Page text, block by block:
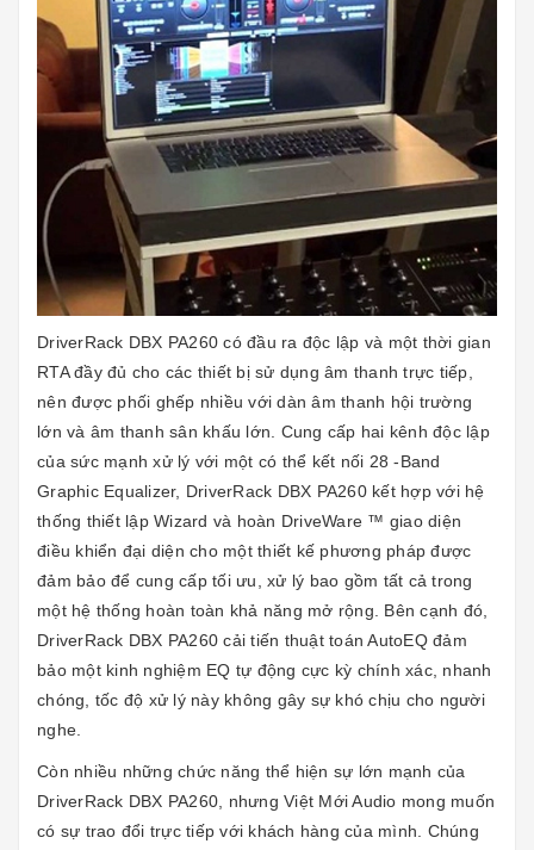
DriverRack DBX PA260 có đầu ra độc lập và một thời gian
RTA đầy đủ cho các thiết bị sử dụng âm thanh trực tiếp,
nên được phối ghếp nhiều với dàn âm thanh hội trường
lớn và âm thanh sân khấu lớn. Cung cấp hai kênh độc lập
của sức mạnh xử lý với một có thể kết nối 28 -Band
Graphic Equalizer, DriverRack DBX PA260 kết hợp với hệ
thống thiết lập Wizard và hoàn DriveWare ™ giao diện
điều khiển đại diện cho một thiết kế phương pháp được
đảm bảo để cung cấp tối ưu, xử lý bao gồm tất cả trong
một hệ thống hoàn toàn khả năng mở rộng. Bên cạnh đó,
DriverRack DBX PA260 cải tiến thuật toán AutoEQ đảm
bảo một kinh nghiệm EQ tự động cực kỳ chính xác, nhanh
chóng, tốc độ xử lý này không gây sự khó chịu cho người
nghe.
Còn nhiều những chức năng thể hiện sự lớn mạnh của
DriverRack DBX PA260, nhưng Việt Mới Audio mong muốn
có sự trao đổi trực tiếp với khách hàng của mình. Chúng